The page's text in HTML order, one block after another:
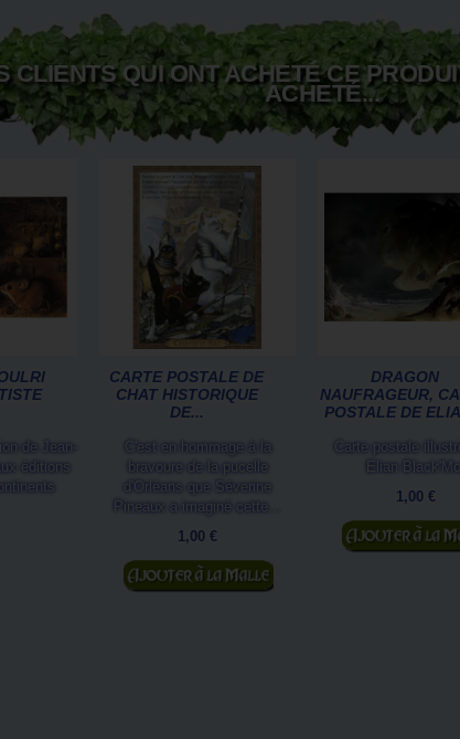
CLIENTS QUI ONT ACHETÉ CE
ACHETÉ...
de Jean-
éditions
CARTE POSTALE DE
CHAT HISTORIQUE
DE...
C'est en hommage à la
bravoure de la pucelle
d'Orléans que Séverine
Pineaux a imaginé cette...
1,00 €
Ajouter au panier
DRAGON
NAUFRAGEUR,
POSTALE DE
Carte postale
Elian Black'Mor
1,00 €
Ajouter au